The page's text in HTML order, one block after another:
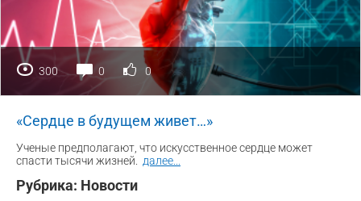
300 0 0
«Сердце в будущем живет…»
Ученые предполагают, что искусственное сердце может
спасти тысячи жизней.
далее
Рубрика: Новости